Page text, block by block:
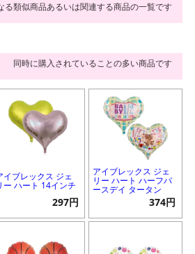
る類似商品あるいは関連する商品の一覧です
同時に購入されていることの多い商品です
イブレックス ジェ
ー ハート 14インチ
297円
アイブレックス ジェ
リー ハート ハーフバ
ースデイ タータン
374円